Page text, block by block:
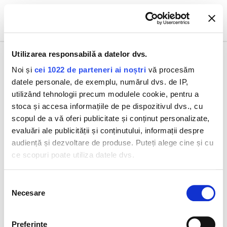
Utilizarea responsabilă a datelor dvs.
Noi și cei 1022 de parteneri ai noștri vă procesăm
datele personale, de exemplu, numărul dvs. de IP,
utilizând tehnologii precum modulele cookie, pentru a
stoca și accesa informațiile de pe dispozitivul dvs., cu
scopul de a vă oferi publicitate și conținut personalizate,
evaluări ale publicității și conținutului, informații despre
audiență și dezvoltare de produse. Puteți alege cine și cu
ce scopuri poate utiliza datele dvs.
Să colectăm informațiile cu privire la locația dvs.
Să vă identificăm dispozitivul scanândul-l în mod
consimțământului
Necesare
Preferinţe
0
Toate produsele
HIDRATARE
Osmoclean Tratament pentru curățarea în
profunzime a porilor 75 ml